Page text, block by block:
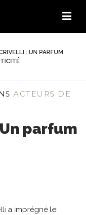
: UN PARFUM
ACTEURS DE
parfum
a imprégné le